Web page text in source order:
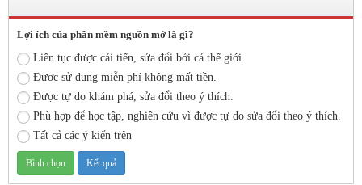
lượt xem: 8574 | lượt tải:2796
Số: 03 /KH-THVY ngày 17/9�
KẾ HOẠCH CÔNG TÁC KIỂM TRA NỘI BỘ NĂM HỌC
2019– 2020
lượt xem: 11741 | lượt tải:670
Lợi ích của phần mềm nguồn mở là gì?
Liên tục được cải tiến, sửa đổi bởi cả thế giới.
Được sử dụng miễn phí không mất tiền.
Được tự do khám phá, sửa đổi theo ý thích.
Phù hợp để học tập, nghiên cứu vì được tự do sửa đổi theo ý thích.
Tất cả các ý kiến trên